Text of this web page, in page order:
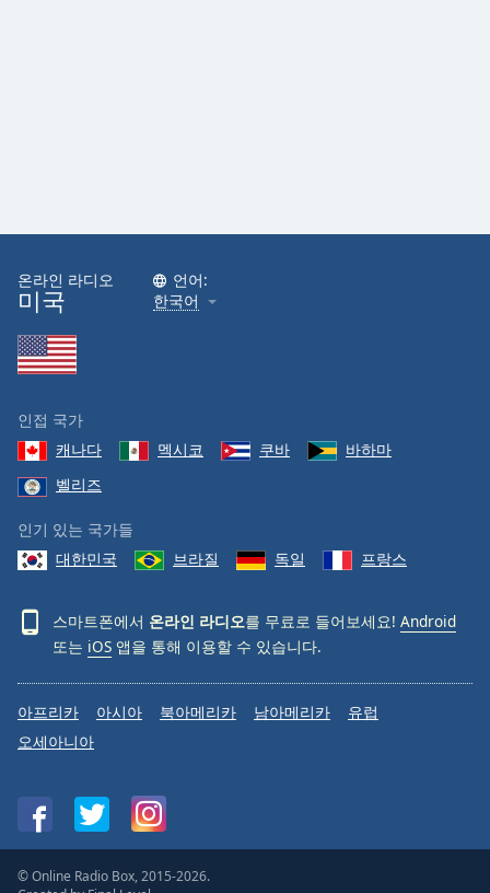
온라인 라디오
미국
언어:
한국어
인접 국가
캐나다
멕시코 쿠바
바하마
벨리즈
인기 있는 국가들
대한민국
브라질 독일 프랑스
스마트폰에서 온라인 라디오를 무료로 들어보세요! Android
또는 iOS 앱을 통해 이용할 수 있습니다.
아프리카 아시아 북아메리카 남아메리카
유럽
오세아니아
© Online Radio Box, 2015-2026.